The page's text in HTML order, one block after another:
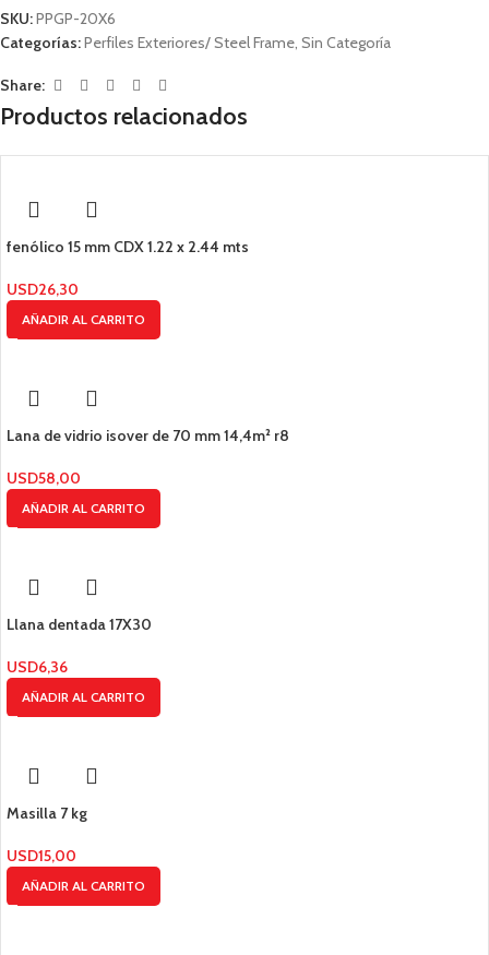
SKU:PPGP-20X6
Categorías:Perfiles Exteriores/ Steel Frame Sin Categoría
Share:
Productos relacionados
fenólico 15 mm CDX 1.22 x 2.44 mts
USD26,30
AÑADIR AL CARRITO
Lana de vidrio isover de 70 mm 14,4m² r8
USD58,00
AÑADIR AL CARRITO
Llana dentada 17X30
USD6,36
AÑADIR AL CARRITO
Masilla 7 kg
USD15,00
AÑADIR AL CARRITO